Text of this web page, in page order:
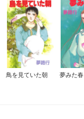
鳥を見ていた朝 夢みた春